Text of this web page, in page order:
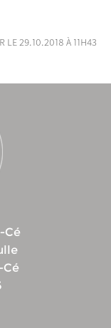
29.10.2018 à 11h43
Cé
Cé